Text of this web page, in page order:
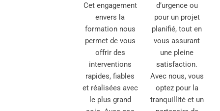
Cet engagement
envers la
formation nous
permet de vous
offrir des
interventions
rapides, fiables
et réalisées avec
le plus grand
d’urgence ou
pour un projet
planifié, tout en
vous assurant
une pleine
satisfaction.
Avec nous, vous
optez pour la
tranquillité et un